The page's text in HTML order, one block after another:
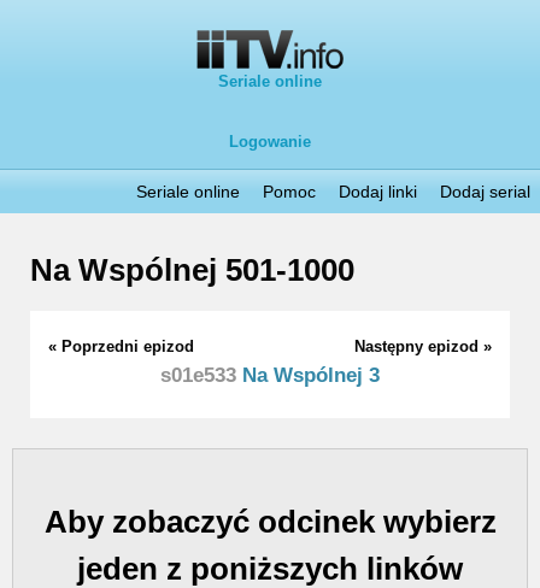
Seriale online
Logowanie
Seriale online Pomoc Dodaj linki Dodaj serial
Na Wspólnej 501-1000
« Poprzedni epizod Następny epizod »
s01e533 Na Wspólnej 3
Aby zobaczyć odcinek wybierz
jeden z poniższych linków